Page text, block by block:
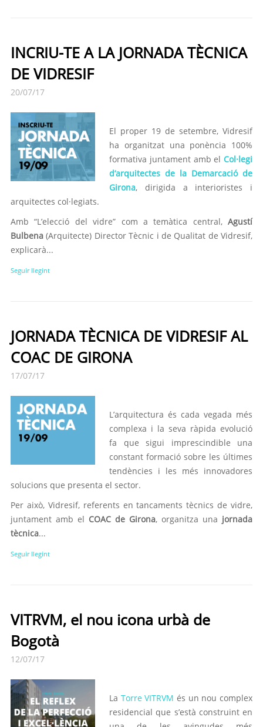
INCRIU-TE A LA JORNADA TÈCNICA
DE VIDRESIF
20/07/17
El proper 19 de setembre, Vidresif
ha organitzat una ponència 100%
formativa juntament amb el Col·legi
d’arquitectes de la Demarcació de
Girona, dirigida a interioristes i
arquitectes col·legiats.
Amb “L’elecció del vidre” com a temàtica central, Agustí
Bulbena (Arquitecte) Director Tècnic i de Qualitat de Vidresif,
explicarà...
Seguir llegint
JORNADA TÈCNICA DE VIDRESIF AL
COAC DE GIRONA
17/07/17
L’arquitectura és cada vegada més
complexa i la seva ràpida evolució
fa que sigui imprescindible una
constant formació sobre les últimes
tendències i les més innovadores
solucions que presenta el sector.
Per això, Vidresif, referents en tancaments tècnics de vidre,
juntament amb el COAC de Girona, organitza una jornada
tècnica...
Seguir llegint
VITRVM, el nou icona urbà de
Bogotà
12/07/17
La Torre VITRVM és un nou complex
residencial que s’està construint en